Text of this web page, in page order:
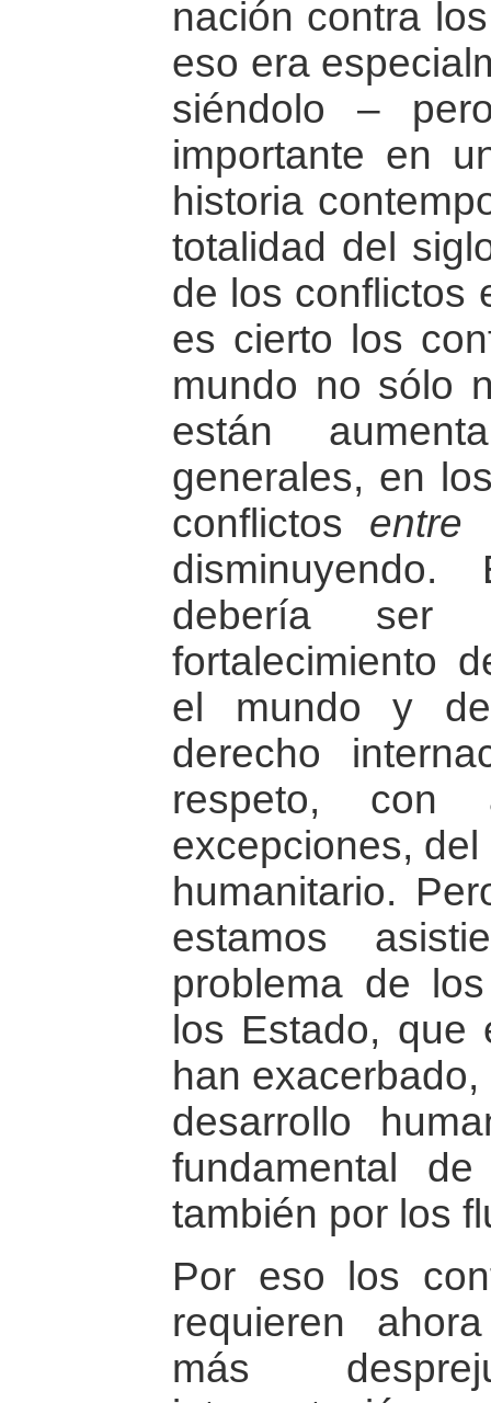
nación contra
eso era
siéndolo –
importante en
historia
totalidad del
de los conflictos
es cierto los
mundo no sólo
están
generales, en
conflictos entre
debería ser
fortalecimiento
el mundo y
derecho
respeto, con
excepciones,
humanitario.
estamos
problema de
los Estado, que
han
desarrollo
fundamental
también por los
Por eso los
requieren
más